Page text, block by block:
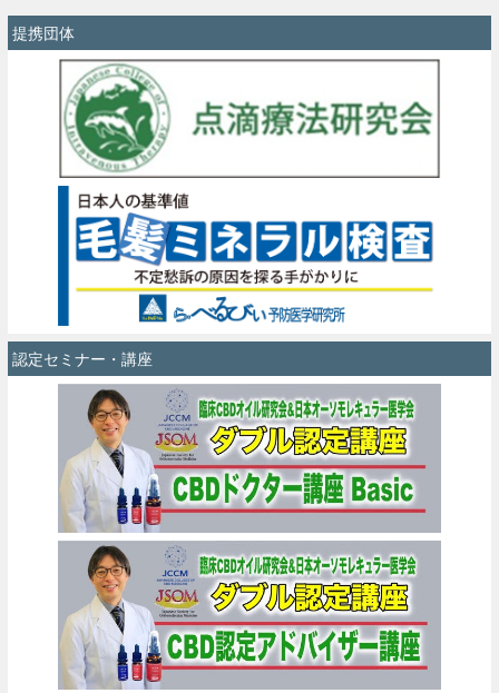
提携団体
認定セミナー・講座